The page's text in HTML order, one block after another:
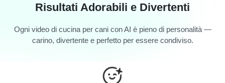
Risultati Adorabili e Divertenti
Ogni video di cucina per cani con AI è pieno di personalità —
carino, divertente e perfetto per essere condiviso.